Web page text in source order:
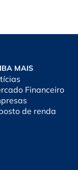
MAIS
Financeiro
de renda